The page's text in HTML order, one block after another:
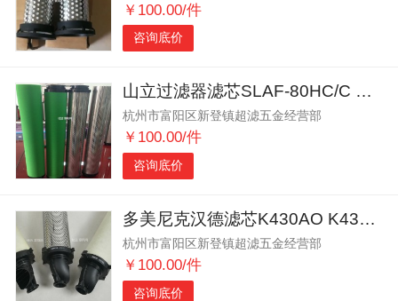
￥100.00/件
咨询底价
山立过滤器滤芯SLAF-80HC/C SLAF-80HT/C
杭州市富阳区新登镇超滤五金经营部
￥100.00/件
咨询底价
多美尼克汉德滤芯K430AO K430AA K430ACS
杭州市富阳区新登镇超滤五金经营部
￥100.00/件
咨询底价